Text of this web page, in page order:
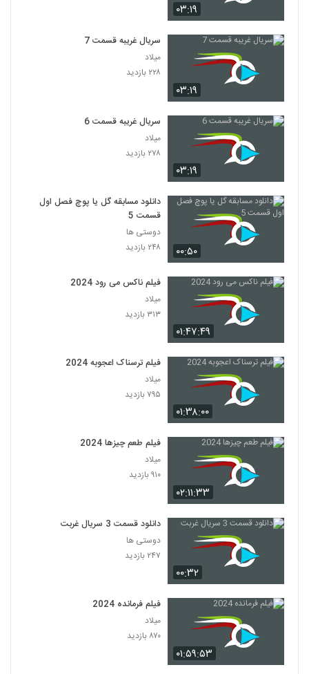
۰۳:۱۹
۰۳:۱۹
سریال غریبه قسمت 7
میلاد
۲۲۸ بازدید
۰۳:۱۹
سریال غریبه قسمت 6
میلاد
۲۷۸ بازدید
۰۰:۵۰
دانلود مسابقه گل یا پوچ فصل اول
قسمت 5
دوستی ها
۲۴۸ بازدید
۰۱:۴۷:۴۹
فیلم ناکس می رود 2024
میلاد
۳۱۳ بازدید
۰۱:۳۸:۰۰
فیلم ترسناک اعجوبه 2024
میلاد
۷۹۵ بازدید
۰۲:۱۱:۳۳
فیلم طعم چیزها 2024
میلاد
۹۱۰ بازدید
۰۰:۳۲
دانلود قسمت 3 سریال غربت
دوستی ها
۲۴۷ بازدید
۰۱:۵۹:۵۳
فیلم فرمانده 2024
میلاد
۸۷۰ بازدید